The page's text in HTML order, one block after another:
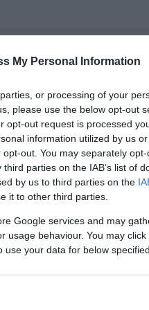
My Personal Information
or processing of your
please use the below opt-out
opt-out request is processed
information utilized by us
out. You may separately
parties on the IAB’s list of
by us to third parties on the
it to other third parties.
Google services and may
usage behaviour. You may
your data for below
Gesundheit so
dem Tag wenn eine andere
Hause bist Ohropax
sich wirklich so an, als